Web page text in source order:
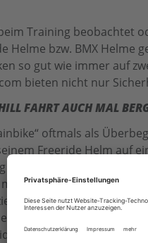
Training
Helme bzw. BMX
so gut wie immer auf
bieten nicht nur
FAHRT AUCH MAL
oftmals als
Freeride Helm auf
auf der Straße sind hier
+) Aufschluss,
auch bei einem
Luftzirkulation des
Helm regulieren lässt.